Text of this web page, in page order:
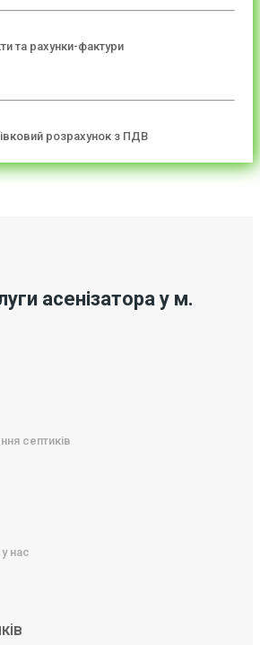
та рахунки-фактури
розрахунок з ПДВ
асенізатора у м.
септиків
нас